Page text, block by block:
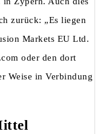
zurück: „Es liegen
Markets EU Ltd.
oder den dort
Weise in Verbindung